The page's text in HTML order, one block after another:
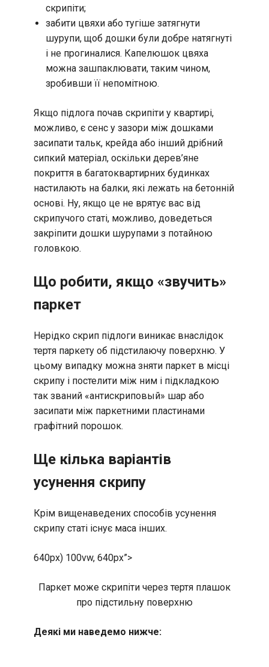
скрипіти;
забити цвяхи або тугіше затягнути
шурупи, щоб дошки були добре натягнуті
і не прогиналися. Капелюшок цвяха
можна зашпаклювати, таким чином,
зробивши її непомітною.
Якщо підлога почав скрипіти у квартирі,
можливо, є сенс у зазори між дошками
засипати тальк, крейда або інший дрібний
сипкий матеріал, оскільки дерев’яне
покриття в багатоквартирних будинках
настилають на балки, які лежать на бетонній
основі. Ну, якщо це не врятує вас від
скрипучого статі, можливо, доведеться
закріпити дошки шурупами з потайною
головкою.
Що робити, якщо «звучить»
паркет
Нерідко скрип підлоги виникає внаслідок
тертя паркету об підстилаючу поверхню. У
цьому випадку можна зняти паркет в місці
скрипу і постелити між ним і підкладкою
так званий «антискриповый» шар або
засипати між паркетними пластинами
графітний порошок.
Ще кілька варіантів
усунення скрипу
Крім вищенаведених способів усунення
скрипу статі існує маса інших.
640px) 100vw, 640px”>
Паркет може скрипіти через тертя плашок
про підстильну поверхню
Деякі ми наведемо нижче: